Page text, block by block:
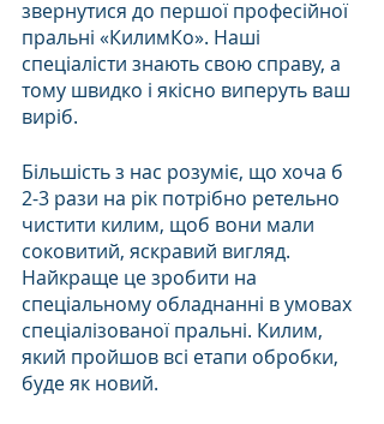
звернутися до першої професійної
пральні «КилимКо». Наші
спеціалісти знають свою справу, а
тому швидко і якісно виперуть ваш
виріб.
Більшість з нас розуміє, що хоча б
2-3 рази на рік потрібно ретельно
чистити килим, щоб вони мали
соковитий, яскравий вигляд.
Найкраще це зробити на
спеціальному обладнанні в умовах
спеціалізованої пральні. Килим,
який пройшов всі етапи обробки,
буде як новий.